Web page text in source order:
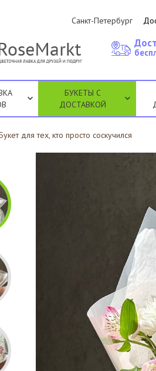
Санкт-Петербург
БУКЕТЫ С
ДОСТАВКОЙ
для тех, кто просто соскучился